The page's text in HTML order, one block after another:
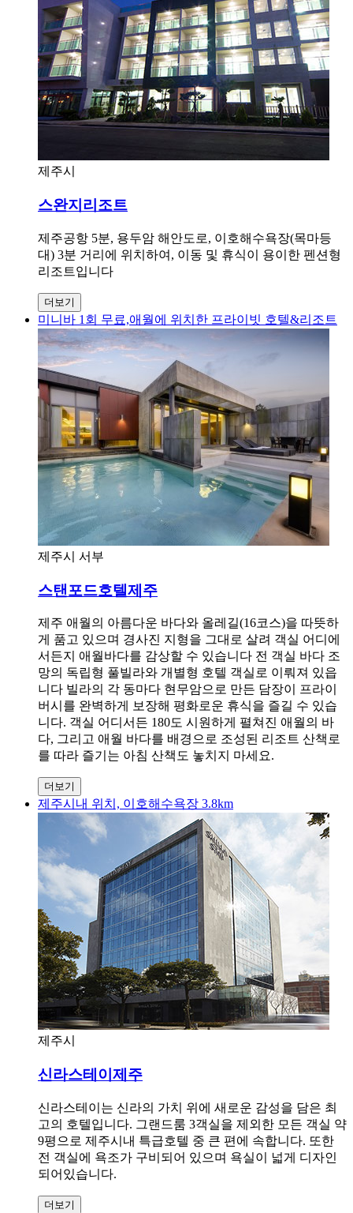
제주시
스완지리조트
제주공항 5분, 용두암 해안도로, 이호해수욕장(목마등
대) 3분 거리에 위치하여, 이동 및 휴식이 용이한 펜션형
리조트입니다
더보기
미니바 1회 무료,애월에 위치한 프라이빗 호텔&리조트
제주시 서부
스탠포드호텔제주
제주 애월의 아름다운 바다와 올레길(16코스)을 따뜻하
게 품고 있으며 경사진 지형을 그대로 살려 객실 어디에
서든지 애월바다를 감상할 수 있습니다 전 객실 바다 조
망의 독립형 풀빌라와 개별형 호텔 객실로 이뤄져 있읍
니다 빌라의 각 동마다 현무암으로 만든 담장이 프라이
버시를 완벽하게 보장해 평화로운 휴식을 즐길 수 있습
니다. 객실 어디서든 180도 시원하게 펼쳐진 애월의 바
다, 그리고 애월 바다를 배경으로 조성된 리조트 산책로
를 따라 즐기는 아침 산책도 놓치지 마세요.
더보기
제주시내 위치, 이호해수욕장 3.8km
제주시
신라스테이제주
신라스테이는 신라의 가치 위에 새로운 감성을 담은 최
고의 호텔입니다. 그랜드룸 3객실을 제외한 모든 객실 약
9평으로 제주시내 특급호텔 중 큰 편에 속합니다. 또한
전 객실에 욕조가 구비되어 있으며 욕실이 넓게 디자인
되어있습니다.
더보기